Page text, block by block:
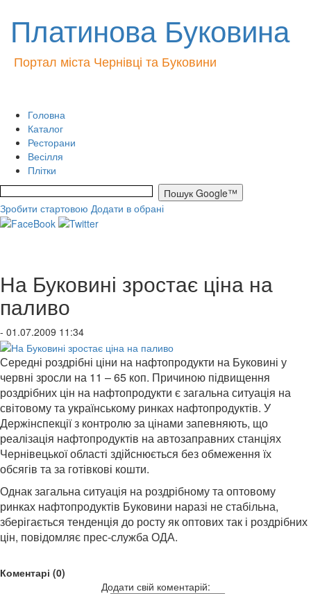
Платинова Буковина
Портал міста Чернівці та Буковини
Головна
Каталог
Ресторани
Весілля
Плітки
Зробити стартовою Додати в обрані
На Буковині зростає ціна на
паливо
- 01.07.2009 11:34
Середні роздрібні ціни на нафтопродукти на Буковині у
червні зросли на 11 – 65 коп. Причиною підвищення
роздрібних цін на нафтопродукти є загальна ситуація на
світовому та українському ринках нафтопродуктів. У
Держінспекції з контролю за цінами запевняють, що
реалізація нафтопродуктів на автозаправних станціях
Чернівецької області здійснюється без обмеження їх
обсягів та за готівкові кошти.
Однак загальна ситуація на роздрібному та оптовому
ринках нафтопродуктів Буковини наразі не стабільна,
зберігається тенденція до росту як оптових так і роздрібних
цін, повідомляє прес-служба ОДА.
Коментарі (0)
Додати свій коментарій: